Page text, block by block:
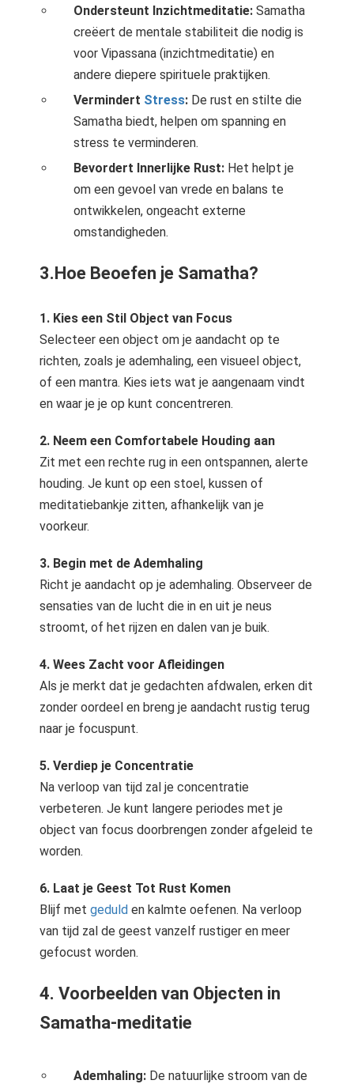
Ondersteunt Inzichtmeditatie: Samatha
creëert de mentale stabiliteit die nodig is
voor Vipassana (inzichtmeditatie) en
andere diepere spirituele praktijken.
Vermindert Stress: De rust en stilte die
Samatha biedt, helpen om spanning en
stress te verminderen.
Bevordert Innerlijke Rust: Het helpt je
om een gevoel van vrede en balans te
ontwikkelen, ongeacht externe
omstandigheden.
3.Hoe Beoefen je Samatha?
1. Kies een Stil Object van Focus
Selecteer een object om je aandacht op te
richten, zoals je ademhaling, een visueel object,
of een mantra. Kies iets wat je aangenaam vindt
en waar je je op kunt concentreren.
2. Neem een Comfortabele Houding aan
Zit met een rechte rug in een ontspannen, alerte
houding. Je kunt op een stoel, kussen of
meditatiebankje zitten, afhankelijk van je
voorkeur.
3. Begin met de Ademhaling
Richt je aandacht op je ademhaling. Observeer de
sensaties van de lucht die in en uit je neus
stroomt, of het rijzen en dalen van je buik.
4. Wees Zacht voor Afleidingen
Als je merkt dat je gedachten afdwalen, erken dit
zonder oordeel en breng je aandacht rustig terug
naar je focuspunt.
5. Verdiep je Concentratie
Na verloop van tijd zal je concentratie
verbeteren. Je kunt langere periodes met je
object van focus doorbrengen zonder afgeleid te
worden.
6. Laat je Geest Tot Rust Komen
Blijf met geduld en kalmte oefenen. Na verloop
van tijd zal de geest vanzelf rustiger en meer
gefocust worden.
4. Voorbeelden van Objecten in
Samatha-meditatie
Ademhaling: De natuurlijke stroom van de